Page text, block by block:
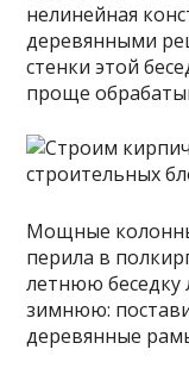
нелинейная
деревянными
стенки этой
проще
Мощные
перила в
летнюю беседку
зимнюю:
деревянные